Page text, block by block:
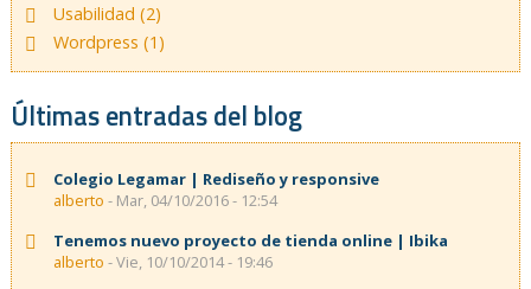
Usabilidad (2)
Wordpress (1)
Últimas entradas del blog
Colegio Legamar | Rediseño y responsive
alberto - Mar, 04/10/2016 - 12:54
Tenemos nuevo proyecto de tienda online | Ibika
alberto - Vie, 10/10/2014 - 19:46